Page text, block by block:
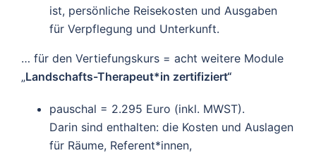
ist, persönliche Reisekosten und Ausgaben
für Verpflegung und Unterkunft.
… für den Vertiefungskurs = acht weitere Module
„Landschafts-Therapeut*in zertifiziert“
pauschal = 2.295 Euro (inkl. MWST).
Darin sind enthalten: die Kosten und Auslagen
für Räume, Referent*innen,